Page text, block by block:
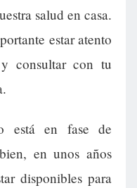
salud en casa.
estar atento
consultar con tu
está en fase de
en unos años
disponibles para